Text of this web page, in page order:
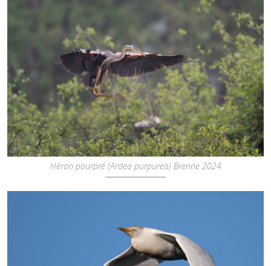
Héron pourpré (Ardea purpurea) Brenne 2024